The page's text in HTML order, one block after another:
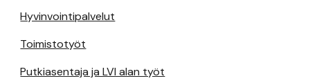
Hyvinvointipalvelut
Toimistotyöt
Putkiasentaja ja LVI alan työt